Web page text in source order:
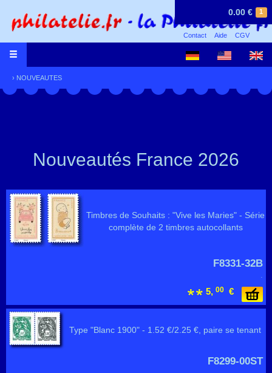
1
0.00 €
Contact Aide CGV
› NOUVEAUTES
Nouveautés France 2026
Timbres de Souhaits : "Vive les Maries" - Série
complète de 2 timbres autocollants
F8331-32B
.
5, 00 €
Type "Blanc 1900" - 1.52 €/2.25 €, paire se tenant
F8299-00ST